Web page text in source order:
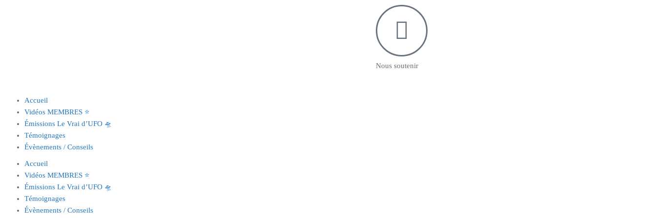
Nous soutenir
Accueil
Vidéos MEMBRES ⭐️
Émissions Le Vrai d’UFO 🛸
Témoignages
Évènements / Conseils
Accueil
Vidéos MEMBRES ⭐️
Émissions Le Vrai d’UFO 🛸
Témoignages
Évènements / Conseils